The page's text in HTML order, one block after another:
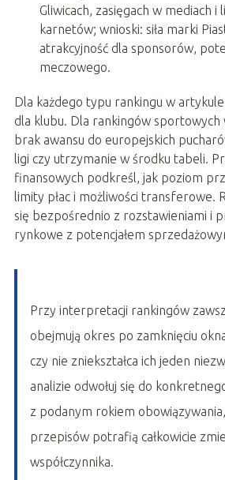
Gliwicach, zasięgach w mediach
karnetów; wnioski: siła marki
atrakcyjność dla sponsorów,
meczowego.
Dla każdego typu rankingu w
dla klubu. Dla rankingów sportowych
brak awansu do europejskich
ligi czy utrzymanie w środku tabeli.
finansowych podkreśl, jak poziom
limity płac i możliwości transferowe.
się bezpośrednio z rozstawieniami i
rynkowe z potencjałem
Przy interpretacji rankingów
obejmują okres po zamknięciu
czy nie zniekształca ich jeden
analizie odwołuj się do
z podanym rokiem
przepisów potrafią całkowicie
współczynnika.